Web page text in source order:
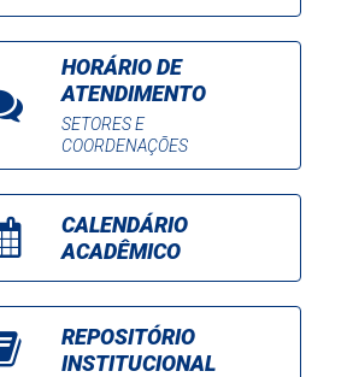
HORÁRIO DE
ATENDIMENTO
SETORES E
COORDENAÇÕES
CALENDÁRIO
ACADÊMICO
REPOSITÓRIO
INSTITUCIONAL